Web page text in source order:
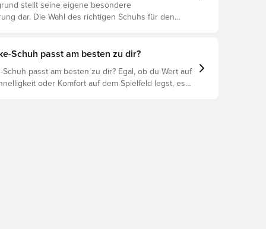
stellt seine eigene besondere
dar. Die Wahl des richtigen Schuhs für den
herauszufinden, welche Schuhe die beste Wahl
Schuh passt am besten zu dir?
Schuh passt am besten zu dir? Egal, ob du Wert auf
oder Komfort auf dem Spielfeld legst, es